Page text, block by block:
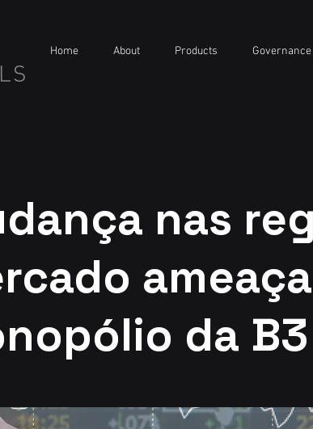
Home About Products Governance
nas
ameaça
da B3